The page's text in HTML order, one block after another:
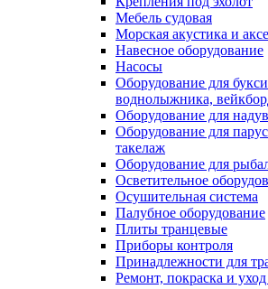
Мебель судовая
Морская акустика и
Навесное оборудование
Насосы
Оборудование для
воднолыжника,
Оборудование для
Оборудование для
такелаж
Оборудование для
Осветительное
Осушительная система
Палубное оборудование
Плиты транцевые
Приборы контроля
Принадлежности для
Ремонт, покраска и